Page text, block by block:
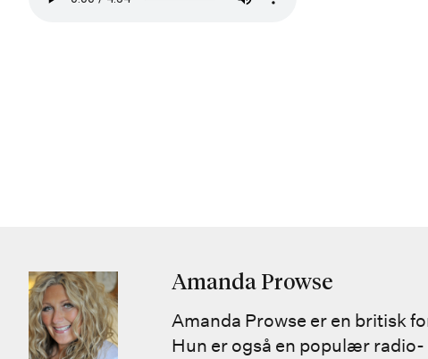
Amanda Prowse
Amanda Prowse er en britisk
Hun er også en populær